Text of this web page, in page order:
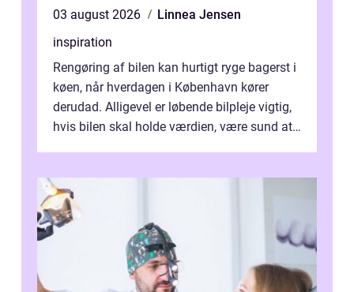
03 august 2026
Linnea Jensen
inspiration
Rengøring af bilen kan hurtigt ryge bagerst i
køen, når hverdagen i København kører
derudad. Alligevel er løbende bilpleje vigtig,
hvis bilen skal holde værdien, være sund at